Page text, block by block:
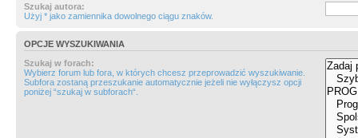
Szukaj autora:
Użyj * jako zamiennika dowolnego ciągu znaków.
OPCJE WYSZUKIWANIA
Szukaj w forach:
Wybierz forum lub fora, w których chcesz przeprowadzić wyszukiwanie.
Subfora zostaną przeszukanie automatycznie jeżeli nie wyłączysz opcji
poniżej “szukaj w subforach“.